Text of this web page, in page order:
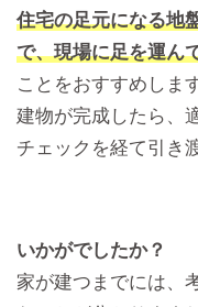
住宅の足元になる地
で、現場に足を運ん
ことをおすすめします
建物が完成したら、
チェックを経て引き
いかがでしたか？
家が建つまでには、